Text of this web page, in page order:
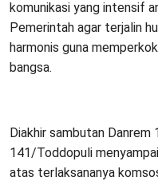
komunikasi yang intensif
Pemerintah agar terjalin
harmonis guna
bangsa.
Diakhir sambutan
141/Toddopuli
atas terlaksananya